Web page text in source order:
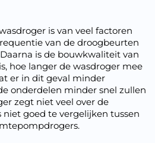
is van veel factoren
van de droogbeurten
is de bouwkwaliteit van
hoe langer de wasdroger mee
er in dit geval minder
onderdelen minder snel zullen
zegt niet veel over de
niet goed te vergelijken tussen